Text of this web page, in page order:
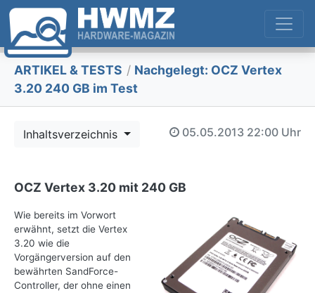
ARTIKEL & TESTS / Nachgelegt: OCZ Vertex
3.20 240 GB im Test
Inhaltsverzeichnis 05.05.2013 22:00 Uhr
OCZ Vertex 3.20 mit 240 GB
Wie bereits im Vorwort
erwähnt, setzt die Vertex
3.20 wie die
Vorgängerversion auf den
bewährten SandForce-
Controller, der ohne einen